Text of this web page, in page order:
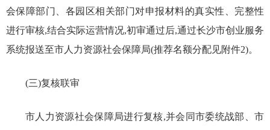
会保障部门、各园区相关部门对申报材料的真实性、完整性
进行审核,结合实际运营情况,初审通过后,通过长沙市创业服务
系统报送至市人力资源社会保障局(推荐名额分配见附件2)。
(三)复核联审
市人力资源社会保障局进行复核,并会同市委统战部、市